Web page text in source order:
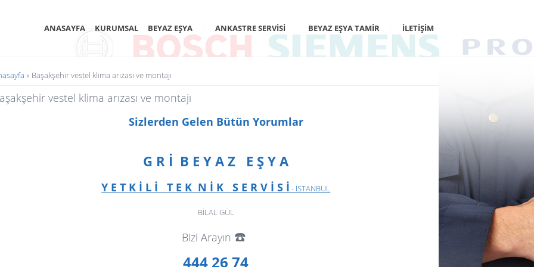
ANASAYFA KURUMSAL BEYAZ EŞYA ANKASTRE SERVISI BEYAZ EŞYA TAMIR İLETIŞIM
» Başakşehir vestel klima arızası ve montajı
vestel klima arızası ve montajı
Sizlerden Gelen Bütün Yorumlar
G R İ B E Y A Z E Ş Y A
Y E T K İ L İ T E K N İ K S E R V İ S İ - İSTANBUL
BİLAL GÜL
Bizi Arayın ☎️
444 26 74